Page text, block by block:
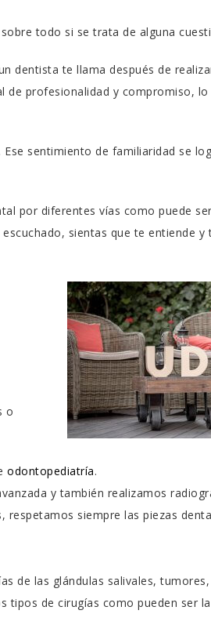
todo si se trata de alguna
dentista te llama después de
profesionalidad y compromiso,
sentimiento de familiaridad se
por diferentes vías como puede
sientas que te entiende y
o
odontopediatría.
y también realizamos
siempre las piezas
de las glándulas salivales, tumores,
de cirugías como pueden ser